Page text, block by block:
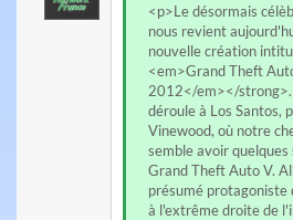
<p>Le désormais
nous revient
nouvelle création
<em>Grand Theft
2012</em></strong>.
déroule à Los Santos,
Vinewood, où notre
semble avoir quelques
Grand Theft Auto V.
présumé protagoniste
à l'extrême droite de